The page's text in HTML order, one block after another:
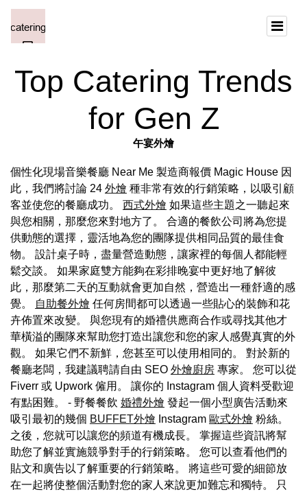
Top Catering Trends
for Gen Z
午宴外燴
個性化現場音樂餐廳 Near Me 製造商報價 Magic House 因
此，我們將討論 24 外燴 種非常有效的行銷策略，以吸引顧
客並使您的餐廳成功。 西式外燴 如果這些主題之一聽起來
與您相關，那麼您來對地方了。 合適的餐飲公司將為您提
供動態的選擇，靈活地為您的團隊提供相同品質的最佳食
物。 設計桌子時，盡量營造動態，讓家裡的每個人都能輕
鬆交談。 如果家庭雙方能夠在彩排晚宴中更好地了解彼
此，那麼第二天的互動就會更加自然，營造出一種舒適的感
覺。
自助餐外燴 任何房間都可以透過一些貼心的裝飾和花
卉佈置來改變。 與您現有的婚禮供應商合作或尋找其他才
華橫溢的團隊來幫助您打造出讓您和您的家人感覺真實的外
觀。 如果它們不新鮮，您甚至可以使用相同的。 對於新的
餐廳老闆，我建議聘請自由 SEO 外燴廚房 專家。 您可以從
Fiverr 或 Upwork 僱用。 讓你的 Instagram 個人資料受歡迎
有點困難。 - 野餐餐飲 婚禮外燴 發起一個小型廣告活動來
吸引最初的幾個 BUFFET外燴 Instagram 歐式外燴 粉絲。
之後，您就可以讓您的頻道有機成長。 掌握這些資訊將幫
助您了解並實施競爭對手的行銷策略。 您可以查看他們的
貼文和廣告以了解重要的行銷策略。 將這些可愛的細節放
在一起將使整個活動對您的家人來說更加難忘和獨特。 只